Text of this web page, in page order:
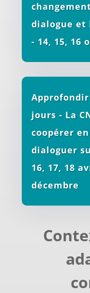
dialogue et
- 14, 15, 16
jours - La
coopérer
dialoguer
16, 17, 18
décembre